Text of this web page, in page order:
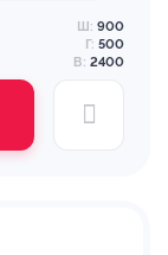
Ш: 900
Г: 500
В: 2400